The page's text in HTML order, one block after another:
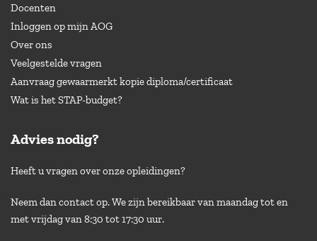
Docenten
Inloggen op mijn AOG
Over ons
Veelgestelde vragen
Aanvraag gewaarmerkt kopie diploma/certificaat
Wat is het STAP-budget?
Advies nodig?
Heeft u vragen over onze opleidingen?
Neem dan contact op. We zijn bereikbaar van maandag tot en
met vrijdag van 8:30 tot 17:30 uur.